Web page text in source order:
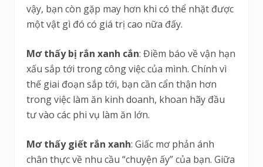
vậy, bạn còn gặp may hơn khi có thể nhặt được
một vật gì đó có giá trị cao nữa đấy.
Mơ thấy bị rắn xanh cắn: Điềm báo về vận hạn
xấu sắp tới trong công việc của mình. Chính vì
thế giai đoạn sắp tới, bạn cần cẩn thận hơn
trong việc làm ăn kinh doanh, khoan hãy đầu
tư vào các phi vụ làm ăn lớn.
Mơ thấy giết rắn xanh: Giấc mơ phản ánh
chân thực về nhu cầu “chuyện ấy” của bạn. Giữa